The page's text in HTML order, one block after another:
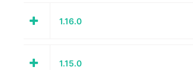
1.16.0
1.15.0